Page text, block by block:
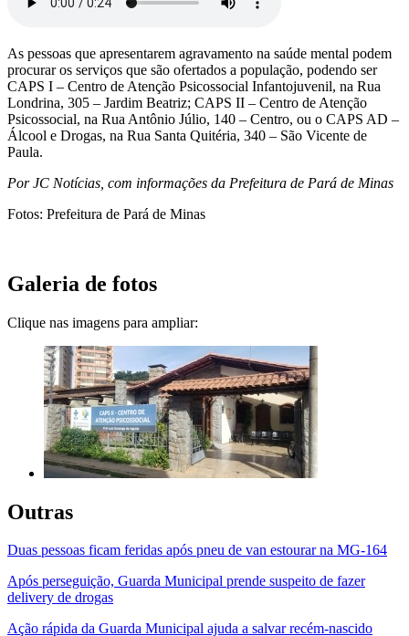
As pessoas que apresentarem agravamento na saúde mental podem
procurar os serviços que são ofertados a população, podendo ser
CAPS I – Centro de Atenção Psicossocial Infantojuvenil, na Rua
Londrina, 305 – Jardim Beatriz; CAPS II – Centro de Atenção
Psicossocial, na Rua Antônio Júlio, 140 – Centro, ou o CAPS AD –
Álcool e Drogas, na Rua Santa Quitéria, 340 – São Vicente de
Paula.
Por JC Notícias, com informações da Prefeitura de Pará de Minas
Fotos: Prefeitura de Pará de Minas
Galeria de fotos
Clique nas imagens para ampliar:
Outras
Duas pessoas ficam feridas após pneu de van estourar na MG-164
Após perseguição, Guarda Municipal prende suspeito de fazer
delivery de drogas
Ação rápida da Guarda Municipal ajuda a salvar recém-nascido